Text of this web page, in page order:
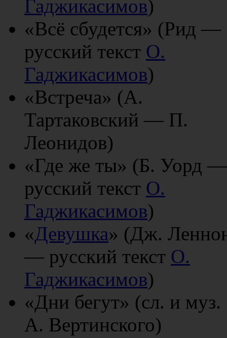
Гаджикасимов)
«Всё сбудется» (Рид —
русский текст О.
Гаджикасимов)
«Встреча» (А.
Тартаковский — П.
Леонидов)
«Где же ты» (Б. Уорд —
русский текст О.
Гаджикасимов)
«Девушка» (Дж.
— русский текст О.
Гаджикасимов)
«Дни бегут» (сл. и муз.
А. Вертинского)